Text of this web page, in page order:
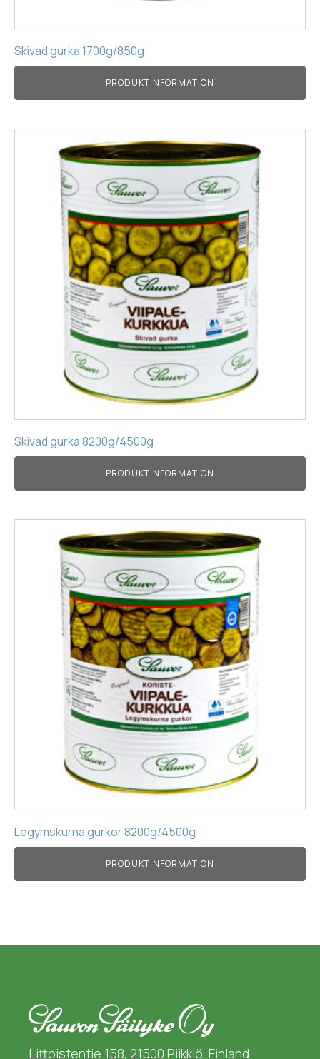
Skivad gurka 1700g/850g
PRODUKTINFORMATION
Skivad gurka 8200g/4500g
PRODUKTINFORMATION
Legymskurna gurkor 8200g/4500g
PRODUKTINFORMATION
Littoistentie 158, 21500 Piikkiö, Finland